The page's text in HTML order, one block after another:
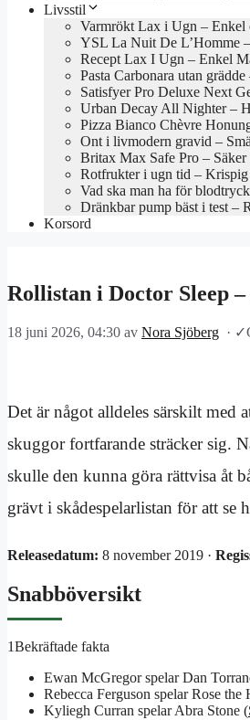
Livsstil
Varmrökt Lax i Ugn – Enkel
YSL La Nuit De L’Homme
Recept Lax I Ugn – Enkel
Pasta Carbonara utan
Satisfyer Pro Deluxe Next
Urban Decay All Nighter –
Pizza Bianco Chèvre
Ont i livmodern gravid –
Britax Max Safe Pro –
Rotfrukter i ugn tid –
Vad ska man ha för
Dränkbar pump bäst i test –
Korsord
Rollistan i Doctor Sleep –
18 juni 2026, 04:30 av Nora Sjöberg · ✓
Det är något alldeles särskilt med
skuggor fortfarande sträcker sig.
skulle den kunna göra rättvisa åt
grävt i skådespelarlistan för att se
Releasedatum: 8 november 2019 ·
Snabböversikt
1Bekräftade fakta
Ewan McGregor spelar Dan
Rebecca Ferguson spelar Rose the
Kyliegh Curran spelar Abra Stone (